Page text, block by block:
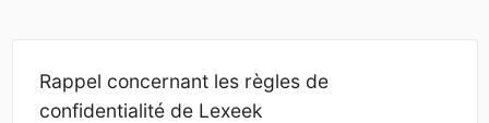
Rappel concernant les règles de
confidentialité de Lexeek